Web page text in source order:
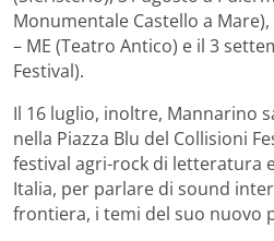
Monumentale Castello a
– ME (Teatro Antico) e il 3
Festival).
Il 16 luglio, inoltre, Mannarino
nella Piazza Blu del Collisioni
festival agri-rock di letteratura
Italia, per parlare di sound
frontiera, i temi del suo nuovo